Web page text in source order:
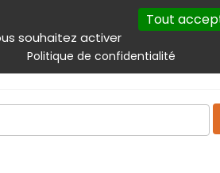
souhaitez activer
Tout
Politique de confidentialité
Autres services
Emploi Droit